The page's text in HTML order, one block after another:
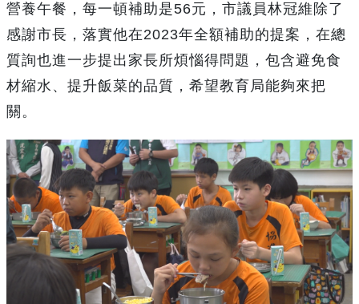
營養午餐，每一頓補助是56元，市議員林冠維除了
感謝市長，落實他在2023年全額補助的提案，在總
質詢也進一步提出家長所煩惱得問題，包含避免食
材縮水、提升飯菜的品質，希望教育局能夠來把
關。